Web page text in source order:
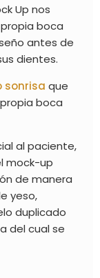
Up nos
boca
antes de
dientes.
sonrisa que
boca
al paciente,
mock-up
de manera
yeso,
duplicado
del cual se